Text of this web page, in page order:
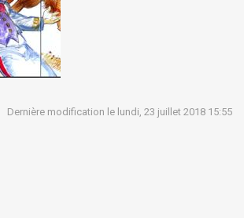
Dernière modification le lundi, 23 juillet 2018 15:55